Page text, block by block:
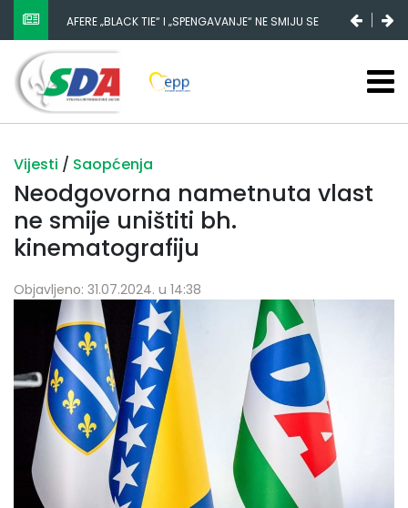
AFERE „BLACK TIE“ I „SPENGAVANJE“ NE SMIJU SE
ZATAŠKATI
Vijesti / Saopćenja
Neodgovorna nametnuta vlast
ne smije uništiti bh.
kinematografiju
Objavljeno: 31.07.2024. u 14:38